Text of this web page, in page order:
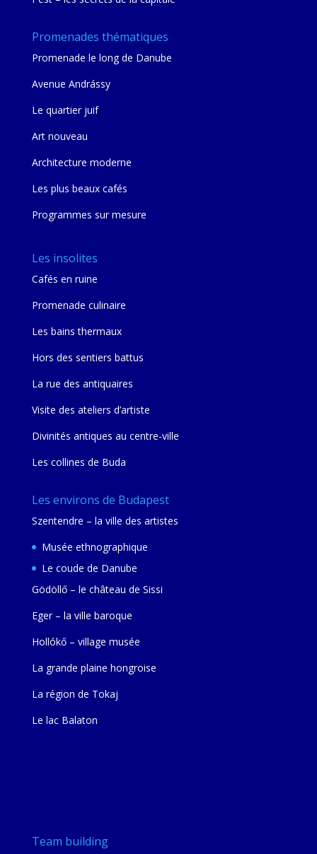
Promenades thématiques
Promenade le long de Danube
Avenue Andrássy
Le quartier juif
Art nouveau
Architecture moderne
Les plus beaux cafés
Programmes sur mesure
Les insolites
Cafés en ruine
Promenade culinaire
Les bains thermaux
Hors des sentiers battus
La rue des antiquaires
Visite des ateliers d’artiste
Divinités antiques au centre-ville
Les collines de Buda
Les environs de Budapest
Szentendre – la ville des artistes
Musée ethnographique
Le coude de Danube
Gödöllő – le château de Sissi
Eger – la ville baroque
Hollókő – village musée
La grande plaine hongroise
La région de Tokaj
Le lac Balaton
Team building